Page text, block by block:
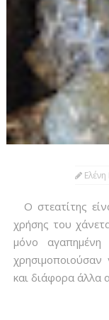
Ο στεατίτης
χρήσης του
μόνο
και διάφορα άλλα